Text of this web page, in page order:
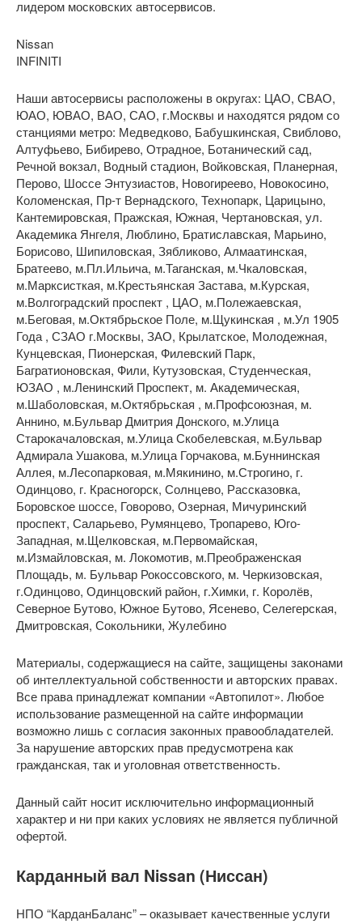
лидером московских автосервисов.
Nissan
INFINITI
Наши автосервисы расположены в округах: ЦАО, СВАО,
ЮАО, ЮВАО, ВАО, САО, г.Москвы и находятся рядом со
станциями метро: Медведково, Бабушкинская, Свиблово,
Алтуфьево, Бибирево, Отрадное, Ботанический сад,
Речной вокзал, Водный стадион, Войковская, Планерная,
Перово, Шоссе Энтузиастов, Новогиреево, Новокосино,
Коломенская, Пр-т Вернадского, Технопарк, Царицыно,
Кантемировская, Пражская, Южная, Чертановская, ул.
Академика Янгеля, Люблино, Братиславская, Марьино,
Борисово, Шипиловская, Зябликово, Алмаатинская,
Братеево, м.Пл.Ильича, м.Таганская, м.Чкаловская,
м.Марксисткая, м.Крестьянская Застава, м.Курская,
м.Волгоградский проспект , ЦАО, м.Полежаевская,
м.Беговая, м.Октябрьское Поле, м.Щукинская , м.Ул 1905
Года , СЗАО г.Москвы, ЗАО, Крылатское, Молодежная,
Кунцевская, Пионерская, Филевский Парк,
Багратионовская, Фили, Кутузовская, Студенческая,
ЮЗАО , м.Ленинский Проспект, м. Академическая,
м.Шаболовская, м.Октябрьская , м.Профсоюзная, м.
Аннино, м.Бульвар Дмитрия Донского, м.Улица
Старокачаловская, м.Улица Скобелевская, м.Бульвар
Адмирала Ушакова, м.Улица Горчакова, м.Буннинская
Аллея, м.Лесопарковая, м.Мякинино, м.Строгино, г.
Одинцово, г. Красногорск, Солнцево, Рассказовка,
Боровское шоссе, Говорово, Озерная, Мичуринский
проспект, Саларьево, Румянцево, Тропарево, Юго-
Западная, м.Щелковская, м.Первомайская,
м.Измайловская, м. Локомотив, м.Преображенская
Площадь, м. Бульвар Рокоссовского, м. Черкизовская,
г.Одинцово, Одинцовский район, г.Химки, г. Королёв,
Северное Бутово, Южное Бутово, Ясенево, Селегерская,
Дмитровская, Сокольники, Жулебино
Материалы, содержащиеся на сайте, защищены законами
об интеллектуальной собственности и авторских правах.
Все права принадлежат компании «Автопилот». Любое
использование размещенной на сайте информации
возможно лишь с согласия законных правообладателей.
За нарушение авторских прав предусмотрена как
гражданская, так и уголовная ответственность.
Данный сайт носит исключительно информационный
характер и ни при каких условиях не является публичной
офертой.
Карданный вал Nissan (Ниссан)
НПО “КарданБаланс” – оказывает качественные услуги